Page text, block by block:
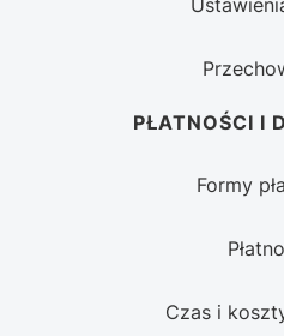
PŁATNOŚCI I
Formy
Czas i